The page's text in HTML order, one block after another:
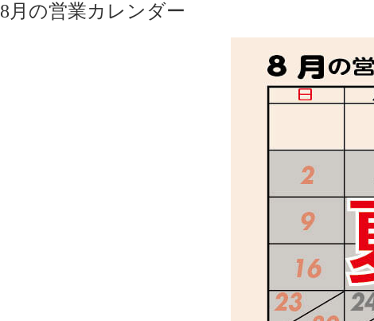
8月の営業カレンダー